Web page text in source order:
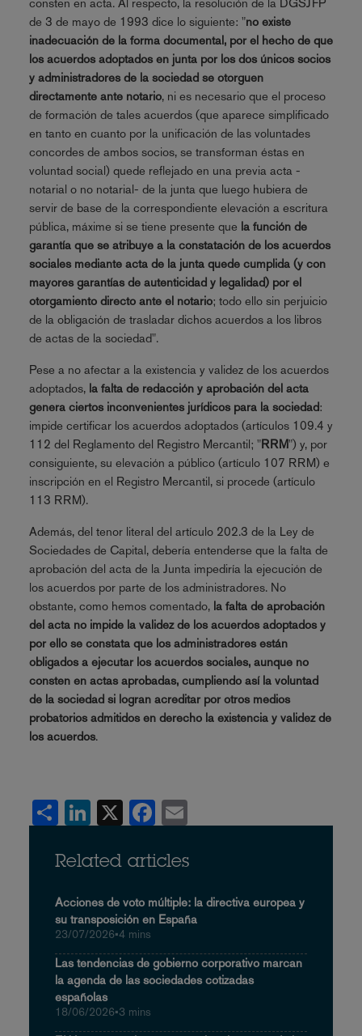
consten en acta. Al respecto, la resolución de la DGSJFP
de 3 de mayo de 1993 dice lo siguiente: "no existe
inadecuación de la forma documental, por el hecho de que
los acuerdos adoptados en junta por los dos únicos socios
y administradores de la sociedad se otorguen
directamente ante notario, ni es necesario que el proceso
de formación de tales acuerdos (que aparece simplificado
en tanto en cuanto por la unificación de las voluntades
concordes de ambos socios, se transforman éstas en
voluntad social) quede reflejado en una previa acta -
notarial o no notarial- de la junta que luego hubiera de
servir de base de la correspondiente elevación a escritura
pública, máxime si se tiene presente que la función de
garantía que se atribuye a la constatación de los acuerdos
sociales mediante acta de la junta quede cumplida (y con
mayores garantías de autenticidad y legalidad) por el
otorgamiento directo ante el notario; todo ello sin perjuicio
de la obligación de trasladar dichos acuerdos a los libros
de actas de la sociedad".
Pese a no afectar a la existencia y validez de los acuerdos
adoptados, la falta de redacción y aprobación del acta
genera ciertos inconvenientes jurídicos para la sociedad:
impide certificar los acuerdos adoptados (artículos 109.4 y
112 del Reglamento del Registro Mercantil; "RRM") y, por
consiguiente, su elevación a público (artículo 107 RRM) e
inscripción en el Registro Mercantil, si procede (artículo
113 RRM).
Además, del tenor literal del artículo 202.3 de la Ley de
Sociedades de Capital, debería entenderse que la falta de
aprobación del acta de la Junta impediría la ejecución de
los acuerdos por parte de los administradores. No
obstante, como hemos comentado, la falta de aprobación
del acta no impide la validez de los acuerdos adoptados y
por ello se constata que los administradores están
obligados a ejecutar los acuerdos sociales, aunque no
consten en actas aprobadas, cumpliendo así la voluntad
de la sociedad si logran acreditar por otros medios
probatorios admitidos en derecho la existencia y validez de
los acuerdos.
Share LinkedIn Facebook
Related articles
Acciones de voto múltiple: la directiva europea y
su transposición en España
23/07/2026•4 mins
Las tendencias de gobierno corporativo marcan
la agenda de las sociedades cotizadas
españolas
18/06/2026•3 mins